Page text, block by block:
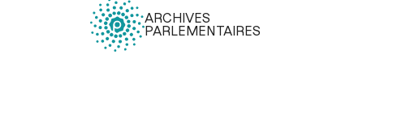
ARCHIVES
PARLEMENTAIRES